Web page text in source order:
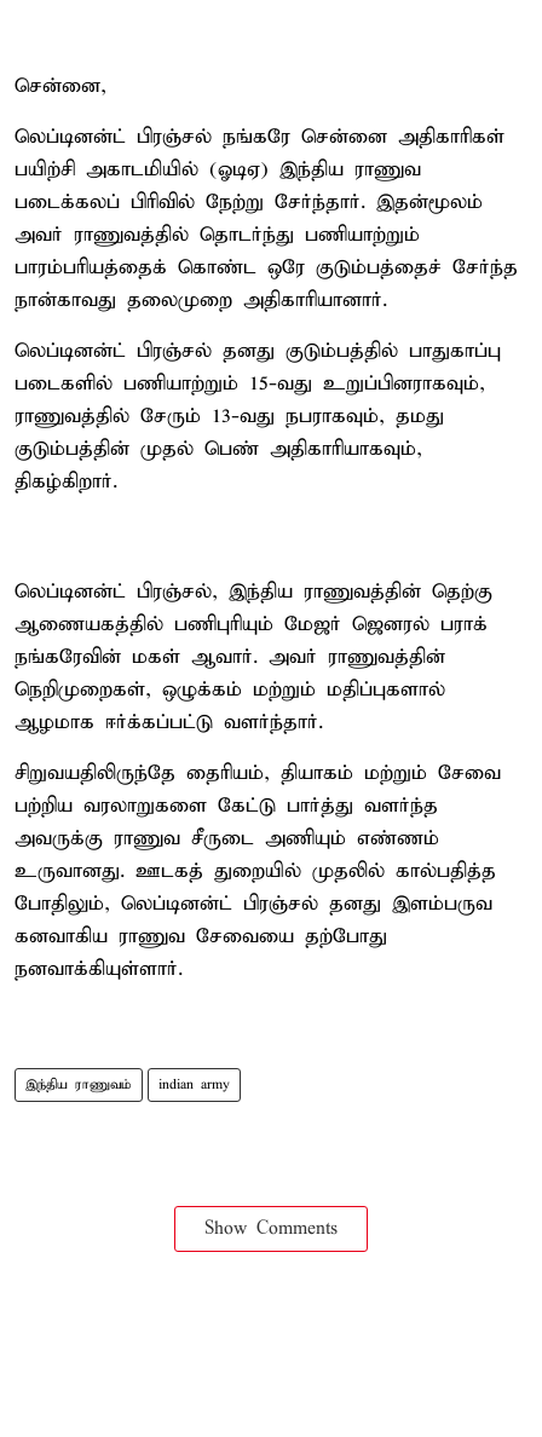
சென்னை,
லெப்டினன்ட் பிரஞ்சல் நங்கரே சென்னை அதிகாரிகள்
பயிற்சி அகாடமியில் (ஓடிஏ) இந்திய ராணுவ
படைக்கலப் பிரிவில் நேற்று சேர்ந்தார். இதன்மூலம்
அவர் ராணுவத்தில் தொடர்ந்து பணியாற்றும்
பாரம்பரியத்தைக் கொண்ட ஒரே குடும்பத்தைச் சேர்ந்த
நான்காவது தலைமுறை அதிகாரியானார்.
லெப்டினன்ட் பிரஞ்சல் தனது குடும்பத்தில் பாதுகாப்பு
படைகளில் பணியாற்றும் 15-வது உறுப்பினராகவும்,
ராணுவத்தில் சேரும் 13-வது நபராகவும், தமது
குடும்பத்தின் முதல் பெண் அதிகாரியாகவும்,
திகழ்கிறார்.
லெப்டினன்ட் பிரஞ்சல், இந்திய ராணுவத்தின் தெற்கு
ஆணையகத்தில் பணிபுரியும் மேஜர் ஜெனரல் பராக்
நங்கரேவின் மகள் ஆவார். அவர் ராணுவத்தின்
நெறிமுறைகள், ஒழுக்கம் மற்றும் மதிப்புகளால்
ஆழமாக ஈர்க்கப்பட்டு வளர்ந்தார்.
சிறுவயதிலிருந்தே தைரியம், தியாகம் மற்றும் சேவை
பற்றிய வரலாறுகளை கேட்டு பார்த்து வளர்ந்த
அவருக்கு ராணுவ சீருடை அணியும் எண்ணம்
உருவானது. ஊடகத் துறையில் முதலில் கால்பதித்த
போதிலும், லெப்டினன்ட் பிரஞ்சல் தனது இளம்பருவ
கனவாகிய ராணுவ சேவையை தற்போது
நனவாக்கியுள்ளார்.
இந்திய ராணுவம் indian army
Show Comments